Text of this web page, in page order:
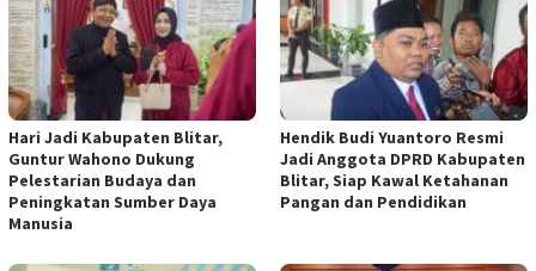
Hari Jadi Kabupaten Blitar,
Guntur Wahono Dukung
Pelestarian Budaya dan
Peningkatan Sumber Daya
Manusia
Hendik Budi Yuantoro Resmi
Jadi Anggota DPRD Kabupaten
Blitar, Siap Kawal Ketahanan
Pangan dan Pendidikan